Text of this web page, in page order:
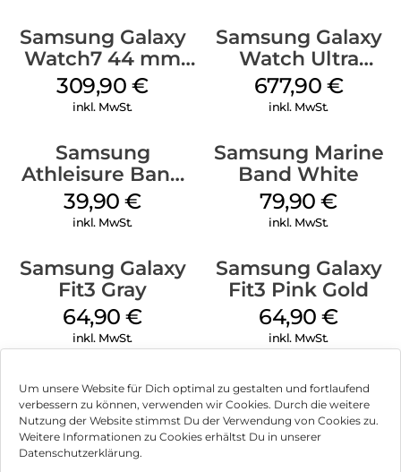
Um unsere Website für Dich optimal zu gestalten und fortlaufend
verbessern zu können, verwenden wir Cookies. Durch die weitere
Nutzung der Website stimmst Du der Verwendung von Cookies zu.
Weitere Informationen zu Cookies erhältst Du in unserer
Datenschutzerklärung.
Samsung Galaxy
Watch7 44 mm
Silver
309,90€
inkl. MwSt.
Samsung Galaxy
Watch Ultra
Titanium Gray
677,90 €
inkl. MwSt.
Samsung
Athleisure Band
M/L Galaxy
Watch7 Silver
39,90€
inkl. MwSt.
Samsung Marine
Band White
79,90€
inkl. MwSt.
Samsung Galaxy
Fit3 Gray
64,90€
inkl. MwSt.
Samsung Galaxy
Fit3 Pink Gold
64,90€
inkl. MwSt.
Impressum